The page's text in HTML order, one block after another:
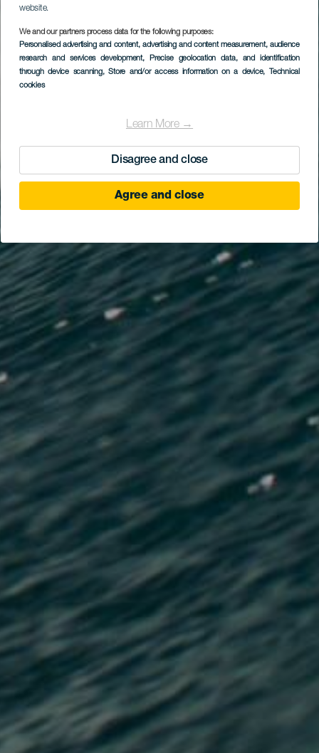
website.
We and our partners process data for the following purposes:
Personalised advertising and content, advertising and content measurement, audience
research and services development, Precise geolocation data, and identification
through device scanning, Store and/or access information on a device, Technical
cookies
Learn More →
Disagree and close
Agree and close